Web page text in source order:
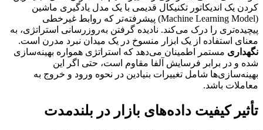
کردن یک اندیکاتور تکنیکال قدیمی با یک مدل یادگیری ماشین
(Machine Learning Model) پیشرفته‌تر که روابط غیرخطی
پیچیده‌تری را درک می‌کند. نادیده گرفتن به‌روزرسانی استراتژی، به
معنای استفاده از یک ابزار منسوخ در یک میدان نبرد مدرن است.
نگهداری مستمر اطمینان می‌دهد که استراتژی همواره بهینه‌سازی
شده و در برابر فرسایش آلفا مقاوم است، حتی اگر این
بهینه‌سازی‌ها شامل تغییرات بنیادین در نحوه ورود و خروج به
معاملات باشد.
تأثیر کیفیت داده‌های بازار در بلندمدت